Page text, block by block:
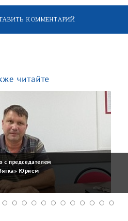
КОММЕНТАРИЙ
читайте
с председателем
Юрием